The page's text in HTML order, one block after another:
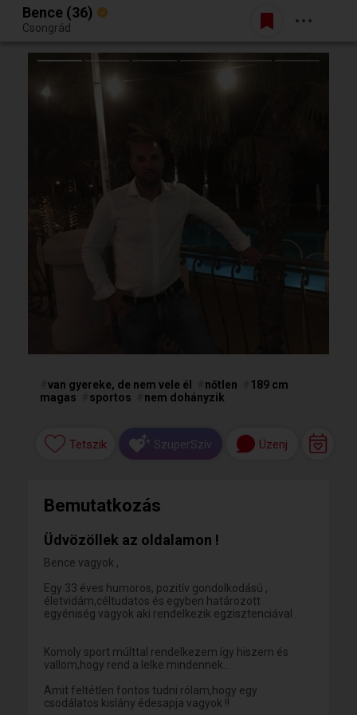
Egy jó randiból bármi lehet.
Belépés
Bence (36)
Csongrád
van gyereke, de nem vele él nőtlen
189 cm
magas
sportos nem dohányzik
Tetszik SzuperSzív Üzenj
Bemutatkozás
Üdvözöllek az oldalamon !
Bence vagyok ,
Egy 33 éves humoros, pozitív gondolkodású ,
életvidám,céltudatos és egyben határozott
egyéniség vagyok aki rendelkezik egzisztenciával .
Komoly sport múlttal rendelkezem így hiszem és
vallom,hogy rend a lelke mindennek...
Amit feltétlen fontos tudni rólam,hogy egy
csodálatos kislány édesapja vagyok !!